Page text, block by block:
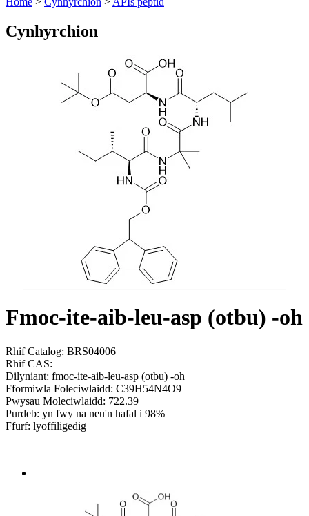
Cynhyrchion
Fmoc-ite-aib-leu-asp (otbu) -oh
Rhif Catalog: BRS04006
Rhif CAS:
Dilyniant: fmoc-ite-aib-leu-asp (otbu) -oh
Fformiwla Foleciwlaidd: C39H54N4O9
Pwysau Moleciwlaidd: 722.39
Purdeb: yn fwy na neu'n hafal i 98%
Ffurf: lyoffiligedig